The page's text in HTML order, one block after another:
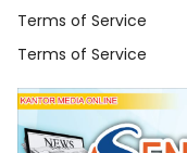
Terms of Service
Terms of Service